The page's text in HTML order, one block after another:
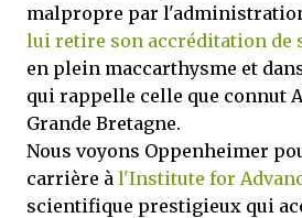
malpropre par
lui retire son accréditation de
en plein maccarthysme et
qui rappelle celle que connut
Grande Bretagne.
Nous voyons Oppenheimer
carrière à l'Institute for
scientifique prestigieux qui